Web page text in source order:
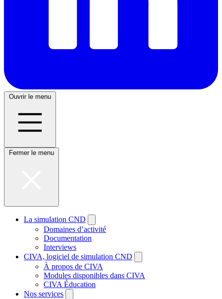
Ouvrir le menu
Fermer le menu
La simulation CND
Domaines d’activité
Documentation
Interviews
CIVA, logiciel de simulation CND
À propos de CIVA
Modules disponibles dans CIVA
CIVA Éducation
Nos services